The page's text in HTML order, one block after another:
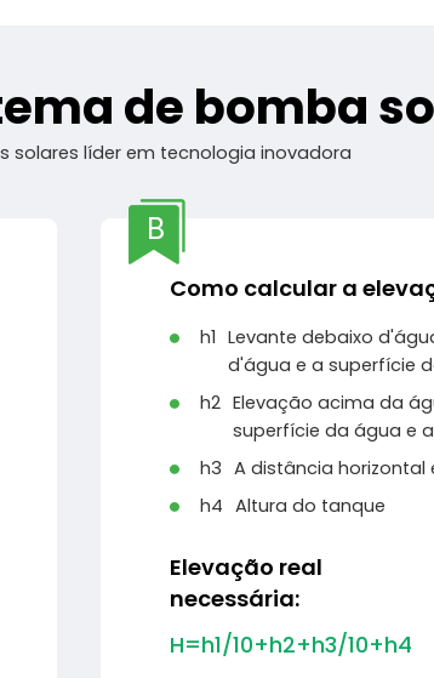
de bomba
solares líder em tecnologia inovadora
B
Como calcular a
h1 Levante debaixo
d'água e a superfície
h2 Elevação acima da
superfície da água e
h3 A distância
h4 Altura do tanque
Elevação real
necessária:
H=h1/10+h2+h3/10+h4